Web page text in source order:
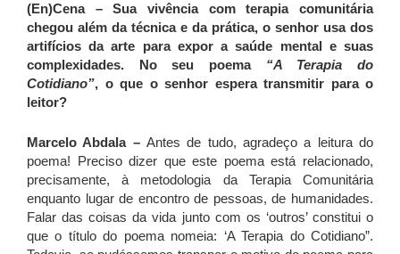
(En)Cena– Sua vivência com terapia comunitária
chegou além da técnica e da prática, o senhor usa dos
artifícios da arte para expor a saúde mental e suas
complexidades. No seu poema “A Terapia do
Cotidiano”, o que o senhor espera transmitir para o
leitor?
Marcelo Abdala – Antes de tudo, agradeço a leitura do
poema! Preciso dizer que este poema está relacionado,
precisamente, à metodologia da Terapia Comunitária
enquanto lugar de encontro de pessoas, de humanidades.
Falar das coisas da vida junto com os ‘outros’ constitui o
que o título do poema nomeia: ‘A Terapia do Cotidiano”.